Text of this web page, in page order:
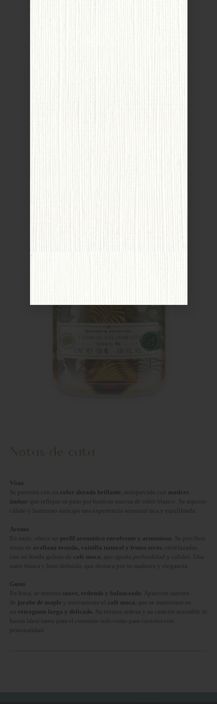
Vista
Se presenta con un color dorado brillante , enriquecido con matices
ámbar que reflejan su paso por barricas nuevas de roble blanco. Su aspecto
cálido y luminoso anticipa una experiencia sensorial rica y equilibrada.
Aroma
En nariz, ofrece un perfil aromático envolvente y armonioso . Se perciben
notas de avellana tostada, vainilla natural y frutos secos , entrelazadas
con un fondo goloso de café moca , que aporta profundidad y calidez. Una
nariz franca y bien definida, que destaca por su madurez y elegancia.
Gusto
En boca, se muestra suave, redondo y balanceado . Aparecen sabores
de jarabe de maple y nuevamente el café moca , que se mantienen en
un retrogusto largo y delicado . Su textura sedosa y su carácter accesible lo
hacen ideal tanto para el consumo solo como para cocteles con
personalidad.